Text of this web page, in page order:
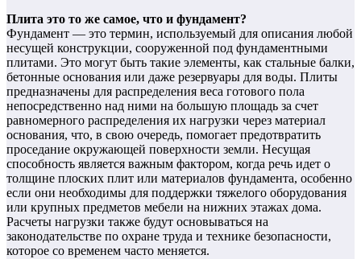
Плита это то же самое, что и фундамент?
Фундамент — это термин, используемый для описания любой
несущей конструкции, сооруженной под фундаментными
плитами. Это могут быть такие элементы, как стальные балки,
бетонные основания или даже резервуары для воды. Плиты
предназначены для распределения веса готового пола
непосредственно над ними на большую площадь за счет
равномерного распределения их нагрузки через материал
основания, что, в свою очередь, помогает предотвратить
проседание окружающей поверхности земли. Несущая
способность является важным фактором, когда речь идет о
толщине плоских плит или материалов фундамента, особенно
если они необходимы для поддержки тяжелого оборудования
или крупных предметов мебели на нижних этажах дома.
Расчеты нагрузки также будут основываться на
законодательстве по охране труда и технике безопасности,
которое со временем часто меняется.